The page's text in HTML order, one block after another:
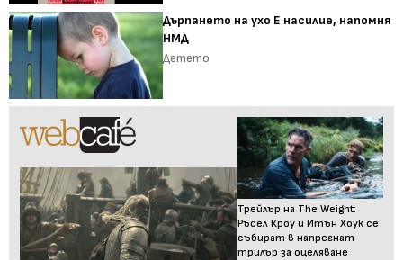
Дърпането на ухо Е насилие, напомня
НМД
Детето
Трейлър на The Weight:
Ръсел Кроу и Итън Хоук се
събират в напрегнат
трилър за оцеляване